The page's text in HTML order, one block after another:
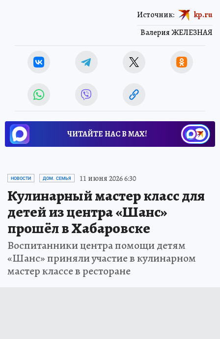
Валерия ЖЕЛЕЗНАЯ
Источник: kp.ru
ЧИТАЙТЕ НАС В МАХ!
НОВОСТИ ДОМ. СЕМЬЯ 11 июня 2026 6:30
Кулинарный мастер класс для
детей из центра «Шанс»
прошёл в Хабаровске
Воспитанники центра помощи детям
«Шанс» приняли участие в кулинарном
мастер классе в ресторане